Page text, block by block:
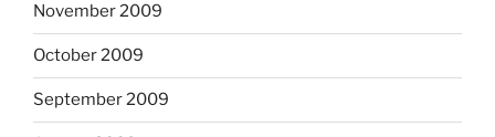
November 2009
October 2009
September 2009